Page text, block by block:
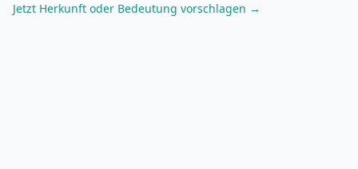
Jetzt Herkunft oder Bedeutung vorschlagen →